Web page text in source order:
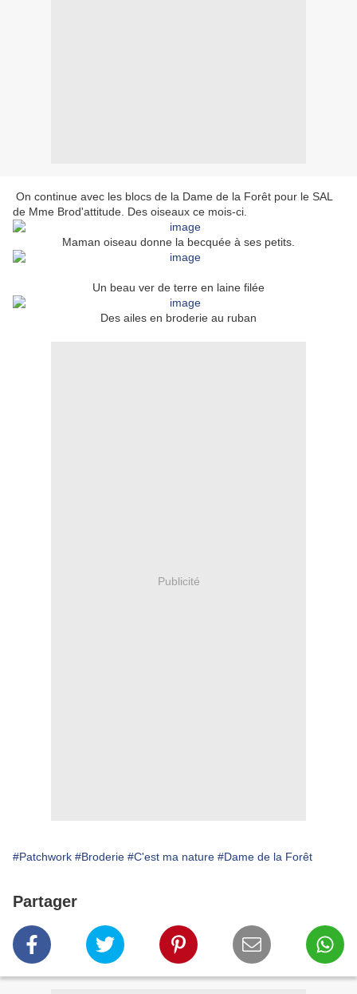
On continue avec les blocs de la Dame de la Forêt pour le SAL
de Mme Brod'attitude. Des oiseaux ce mois-ci.
Maman oiseau donne la becquée à ses petits.
Un beau ver de terre en laine filée
Des ailes en broderie au ruban
Publicité
#Patchwork #Broderie #C'est ma nature #Dame de la Forêt
Partager